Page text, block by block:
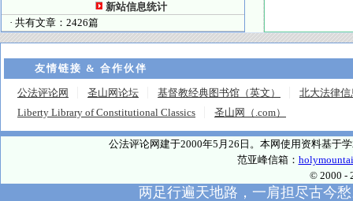
新站信息统计
· 共有文章：2426篇
友情链接 & 合作伙伴
公法评论网 圣山网论坛 基督教经典图书馆（英文）
北大法律信
Liberty Library of Constitutional Classics
圣山网（.com）
公法评论网建于2000年5月26日。本网使用资料基于
范亚峰信箱：
© 2000 -
两足行遍天地路，一肩担尽古今